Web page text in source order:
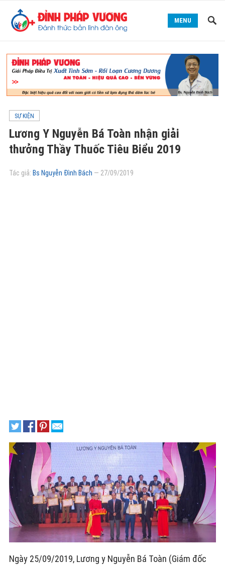
MENU
SỰ KIỆN
Lương Y Nguyễn Bá Toàn nhận giải
thưởng Thầy Thuốc Tiêu Biểu 2019
Tác giả: Bs Nguyễn Đình Bách — 27/09/2019
Ngày 25/09/2019, Lương y Nguyễn Bá Toàn (Giám đốc